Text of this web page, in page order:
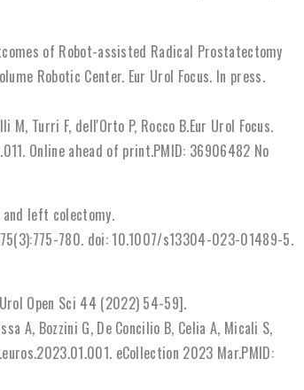
of Robot-assisted Radical Prostatectomy
Robotic Center. Eur Urol Focus. In press.
M, Turri F, dell'Orto P, Rocco B.Eur Urol Focus.
Online ahead of print.PMID: 36906482 No
left colectomy.
780. doi: 10.1007/s13304-023-01489-5.
Open Sci 44 (2022) 54-59].
A, Bozzini G, De Concilio B, Celia A, Micali S,
eCollection 2023 Mar.PMID: